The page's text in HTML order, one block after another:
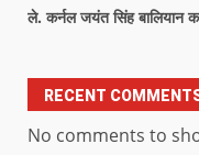
ले. कर्नल जयंत सिंह बालियान
RECENT
No comments to